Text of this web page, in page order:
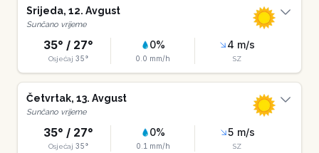
Srijeda, 12. Avgust
Sunčano vrijeme
35° / 27°
Osjećaj 35°
0%
0.0 mm/h
4 m/s
SZ
Četvrtak, 13. Avgust
Sunčano vrijeme
35° / 27°
Osjećaj 35°
0%
0.1 mm/h
5 m/s
SZ